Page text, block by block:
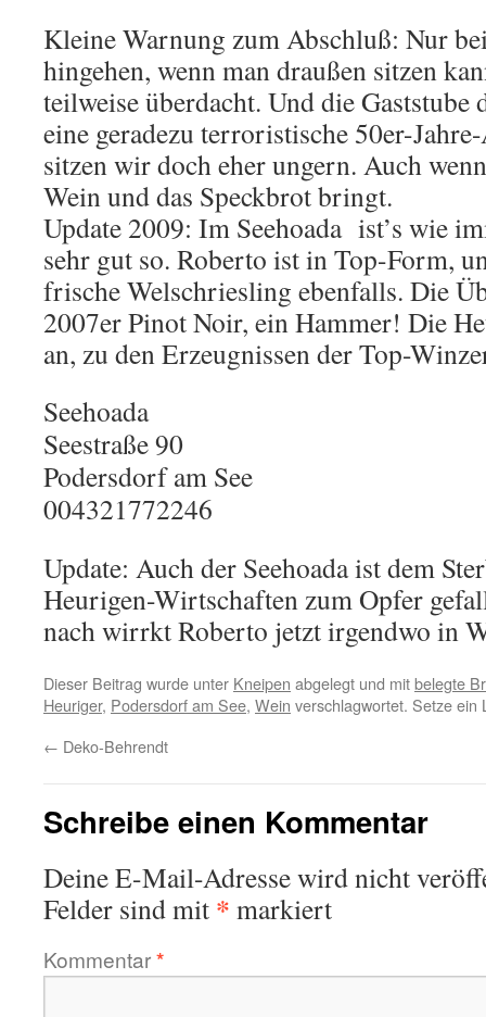
Kleine Warnung zum Abschluß: Nur
hingehen, wenn man draußen sitzen
teilweise überdacht. Und die Gaststube
eine geradezu terroristische 50er-
sitzen wir doch eher ungern. Auch
Wein und das Speckbrot bringt.
Update 2009: Im Seehoada ist’s wie
sehr gut so. Roberto ist in Top-Form,
frische Welschriesling ebenfalls. Die
2007er Pinot Noir, ein Hammer! Die
an, zu den Erzeugnissen der Top-
Seehoada
Seestraße 90
Podersdorf am See
004321772246
Update: Auch der Seehoada ist dem
Heurigen-Wirtschaften zum Opfer
nach wirrkt Roberto jetzt irgendwo in
Dieser Beitrag wurde unter Kneipen abgelegt und mitbelegte
Heuriger, Podersdorf am See, Wein verschlagwortet. Setze
← Deko-Behrendt
Schreibe einen Kommentar
Deine E-Mail-Adresse wird nicht
Felder sind mit * markiert
Kommentar*